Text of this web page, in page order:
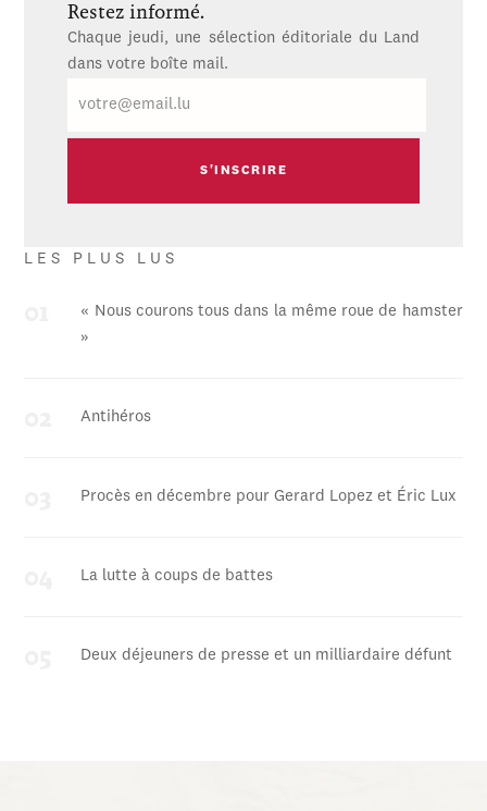
Restez informé.
Chaque jeudi, une sélection éditoriale du Land
dans votre boîte mail.
mail
LES PLUS LUS
« Nous courons tous dans la même roue de hamster
»
Antihéros
Procès en décembre pour Gerard Lopez et Éric Lux
La lutte à coups de battes
Deux déjeuners de presse et un milliardaire défunt